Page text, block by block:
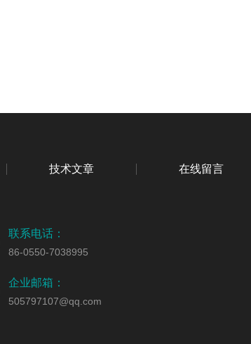
技术文章 在线留言
联系电话：
86-0550-7038995
企业邮箱：
505797107@qq.com